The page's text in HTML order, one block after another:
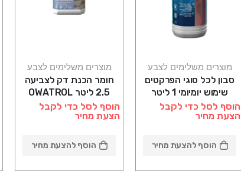
מוצרים משלימים לצבע
סבון לכל סוגי הפרקטים
שימוש יומיומי 1 ליטר
Soapclean סאן דק
הוסף לסל כדי לקבל
הצעת מחיר
הוסף להצעת מחיר
מוצרים משלימים לצבע
חומר הכנת דק לצביעה
2.5 ליטר OWATROL
PREPDECK סאן דק
הוסף לסל כדי לקבל
הצעת מחיר
הוסף להצעת מחיר